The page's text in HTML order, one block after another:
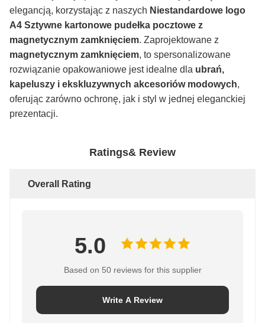
elegancją, korzystając z naszych Niestandardowe logo
A4 Sztywne kartonowe pudełka pocztowe z
magnetycznym zamknięciem. Zaprojektowane z
magnetycznym zamknięciem, to spersonalizowane
rozwiązanie opakowaniowe jest idealne dla ubrań,
kapeluszy i ekskluzywnych akcesoriów modowych,
oferując zarówno ochronę, jak i styl w jednej eleganckiej
prezentacji.
Ratings& Review
Overall Rating
5.0
Based on 50 reviews for this supplier
Write A Review